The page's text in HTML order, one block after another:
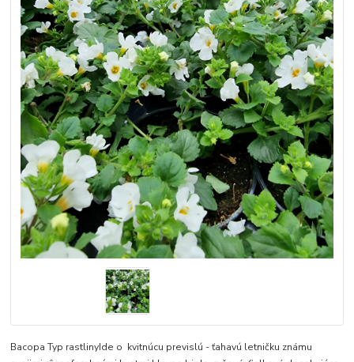
Bacopa Typ rastlinyIde o kvitnúcu previslú - ťahavú letničku známu